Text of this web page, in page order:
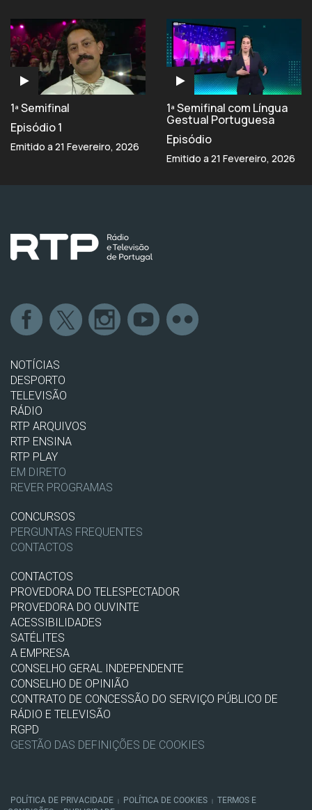
1ª Semifinal
Episódio 1
Emitido a 21 Fevereiro, 2026
1ª Semifinal com Língua
Gestual Portuguesa
Episódio
Emitido a 21 Fevereiro, 2026
NOTÍCIAS
DESPORTO
TELEVISÃO
RÁDIO
RTP ARQUIVOS
RTP ENSINA
RTP PLAY
EM DIRETO
REVER PROGRAMAS
CONCURSOS
PERGUNTAS FREQUENTES
CONTACTOS
CONTACTOS
PROVEDORA DO TELESPECTADOR
PROVEDORA DO OUVINTE
ACESSIBILIDADES
SATÉLITES
A EMPRESA
CONSELHO GERAL INDEPENDENTE
CONSELHO DE OPINIÃO
CONTRATO DE CONCESSÃO DO SERVIÇO PÚBLICO DE
RÁDIO E TELEVISÃO
RGPD
GESTÃO DAS DEFINIÇÕES DE COOKIES
POLÍTICA DE PRIVACIDADE POLÍTICA DE COOKIES
TERMOS E